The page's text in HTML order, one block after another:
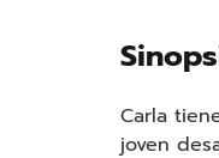
Carla
joven